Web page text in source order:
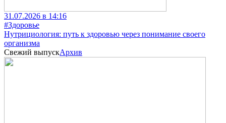
31.07.2026 в 14:16
#Здоровье
Нутрициология: путь к здоровью через понимание своего
организма
Свежий выпускАрхив